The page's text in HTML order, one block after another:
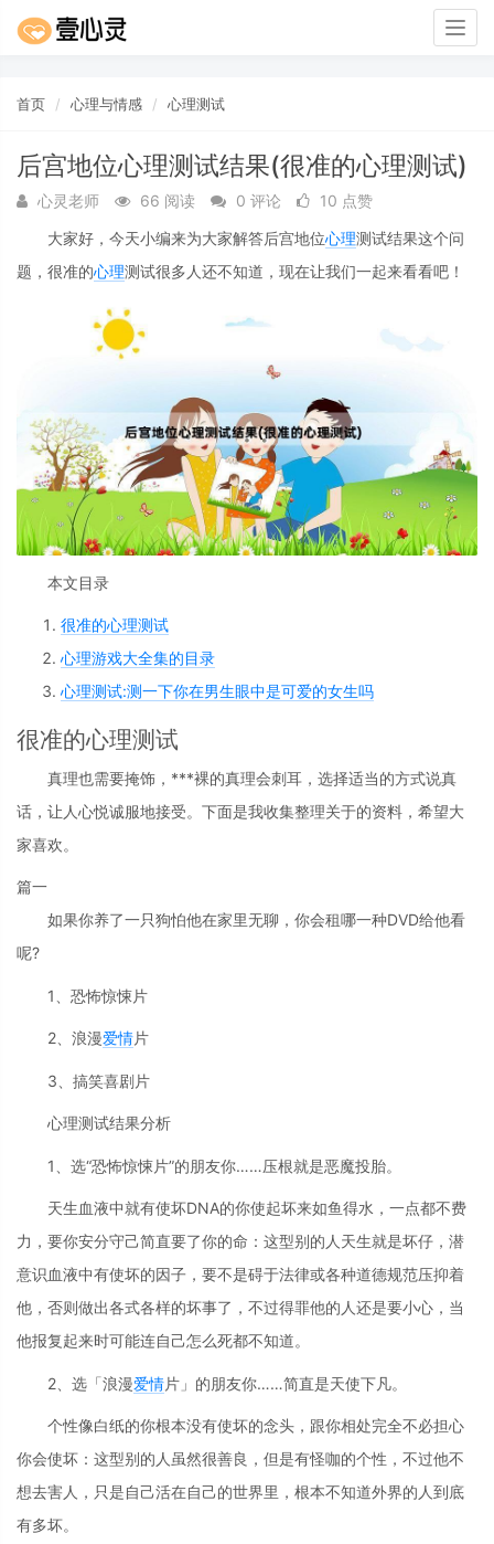
首页 心理与情感 心理测试
后宫地位心理测试结果(很准的心理测试)
心灵老师 66 阅读 0 评论
10 点赞
大家好，今天小编来为大家解答后宫地位心理测试结果这个问
题，很准的心理测试很多人还不知道，现在让我们一起来看看吧！
本文目录
很准的心理测试
心理游戏大全集的目录
心理测试:测一下你在男生眼中是可爱的女生吗
很准的心理测试
真理也需要掩饰，***裸的真理会刺耳，选择适当的方式说真
话，让人心悦诚服地接受。下面是我收集整理关于的资料，希望大
家喜欢。
篇一
如果你养了一只狗怕他在家里无聊，你会租哪一种DVD给他看
呢?
1、恐怖惊悚片
2、浪漫爱情片
3、搞笑喜剧片
心理测试结果分析
1、选“恐怖惊悚片”的朋友你……压根就是恶魔投胎。
天生血液中就有使坏DNA的你使起坏来如鱼得水，一点都不费
力，要你安分守己简直要了你的命：这型别的人天生就是坏仔，潜
意识血液中有使坏的因子，要不是碍于法律或各种道德规范压抑着
他，否则做出各式各样的坏事了，不过得罪他的人还是要小心，当
他报复起来时可能连自己怎么死都不知道。
2、选「浪漫爱情片」的朋友你……简直是天使下凡。
个性像白纸的你根本没有使坏的念头，跟你相处完全不必担心
你会使坏：这型别的人虽然很善良，但是有怪咖的个性，不过他不
想去害人，只是自己活在自己的世界里，根本不知道外界的人到底
有多坏。